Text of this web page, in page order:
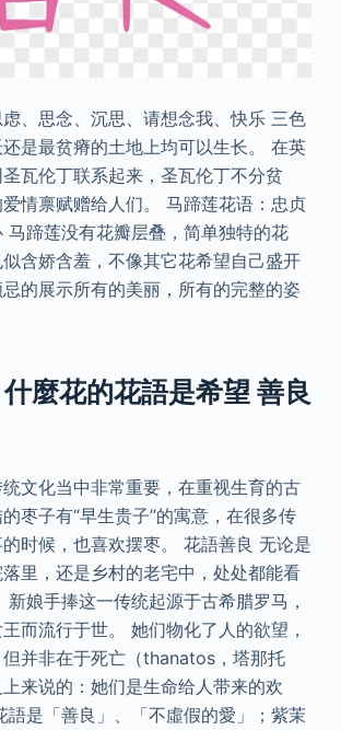
、思念、沉思、请想念我、快乐 三色
是最贫瘠的土地上均可以生长。 在英
瓦伦丁联系起来，圣瓦伦丁不分贫
情禀赋赠给人们。 马蹄莲花语：忠贞
马蹄莲没有花瓣层叠，简单独特的花
含娇含羞，不像其它花希望自己盛开
的展示所有的美丽，所有的完整的姿
麼花的花語是希望 善良
文化当中非常重要，在重视生育的古
枣子有“早生贵子”的寓意，在很多传
时候，也喜欢摆枣。 花語善良 无论是
里，还是乡村的老宅中，处处都能看
娘手捧这一传统起源于古希腊罗马，
而流行于世。 她们物化了人的欲望，
并非在于死亡（thanatos，塔那托
来说的：她们是生命给人带来的欢
語是「善良」、「不虛假的愛」；紫茉